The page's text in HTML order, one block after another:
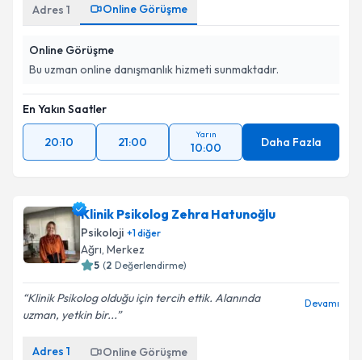
kapsamda işlenmesini kabul ediyorum.
Adres 1 Online Görüşme
Online Görüşme
Bu uzman online danışmanlık hizmeti sunmaktadır.
En Yakın Saatler
20:10 21:00
Yarın
10:00 Daha Fazla
Klinik Psikolog Zehra Hatunoğlu
Psikoloji +1diğer
Ağrı, Merkez
5 (2 Değerlendirme)
Klinik Psikolog olduğu için tercih ettik. Alanında
uzman, yetkin bir...
Devamı
Adres 1 Online Görüşme